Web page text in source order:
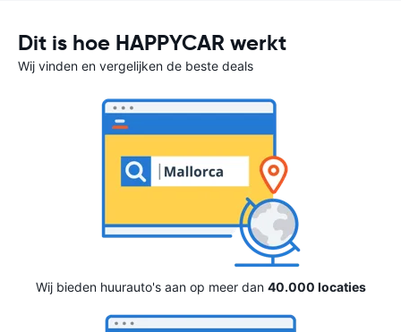
Dit is hoe HAPPYCAR werkt
Wij vinden en vergelijken de beste deals
Wij bieden huurauto's aan op meer dan 40.000 locaties